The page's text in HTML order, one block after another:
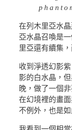
在列木里亞水
亞水晶召喚是
里亞還有續集
收到淨透幻影
影的白水晶，
晚，做了一個
在幻境裡的畫
不例外，也是如